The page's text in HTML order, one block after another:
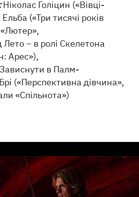
Ніколас Голіцин («Вівці-
(«Три тисячі років
– в ролі Скелетона
Арес»),
в Палм-
(«Перспективна дівчина»,
«Спільнота»)